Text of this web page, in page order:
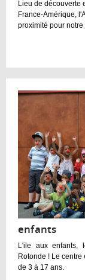
Lieu de découverte
France-Amérique,
proximité pour notre
enfants
L'ile aux enfants,
Rotonde ! Le
de 3 à 17 ans.